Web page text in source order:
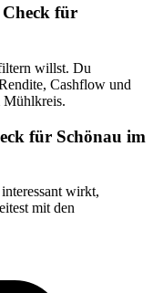
für
willst. Du
Cashflow und
Mühlkreis.
für Schönau im
wirkt,
mit den